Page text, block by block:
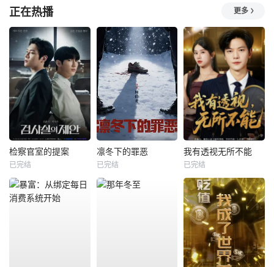
正在热播 更多
检察官室的提案
已完结
凛冬下的罪恶
已完结
我有透视无所不能
已完结